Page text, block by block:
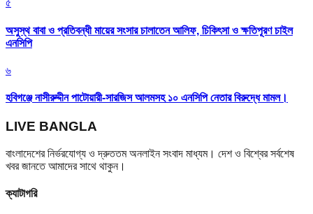
৫
অসুস্থ বাবা ও প্রতিবন্ধী মায়ের সংসার চালাতেন আলিফ, চিকিৎসা ও ক্ষতিপূরণ চাইল
এনসিপি
৬
হবিগঞ্জে নাসীরুদ্দীন পাটোয়ারী-সারজিস আলমসহ ১০ এনসিপি নেতার বিরুদ্ধে মামল।
LIVE BANGLA
বাংলাদেশের নির্ভরযোগ্য ও দ্রুততম অনলাইন সংবাদ মাধ্যম। দেশ ও বিশ্বের সর্বশেষ
খবর জানতে আমাদের সাথে থাকুন।
ক্যাটাগরি